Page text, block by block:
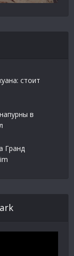
стоит
в
Гранд